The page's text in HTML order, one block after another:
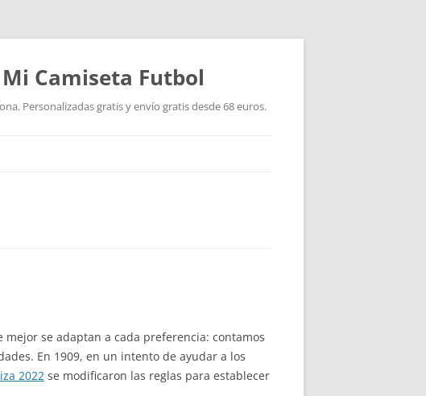
Camiseta Futbol
Personalizadas gratis y envío gratis desde 68 euros.
se adaptan a cada preferencia: contamos
En 1909, en un intento de ayudar a los
2022 se modificaron las reglas para establecer